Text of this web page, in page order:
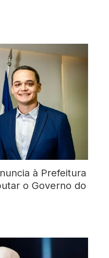
à Prefeitura
o Governo do